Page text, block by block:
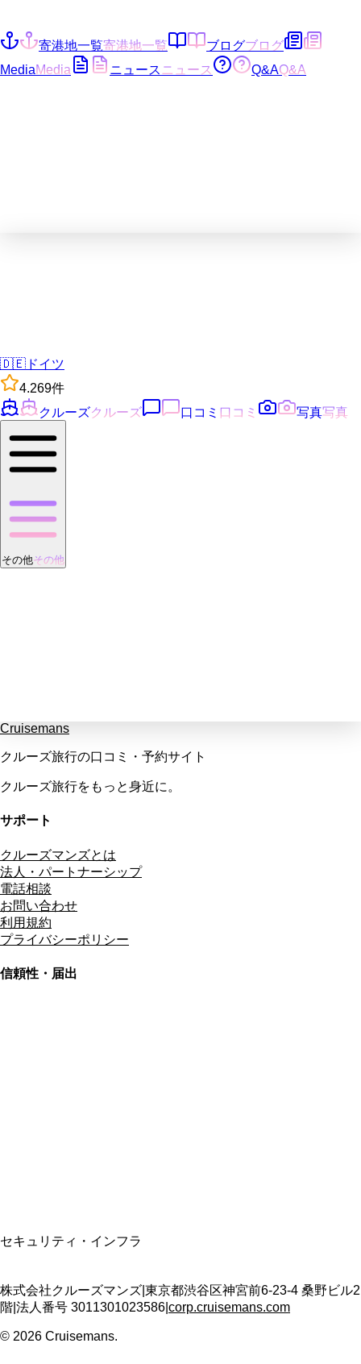
寄港地一覧寄港地一覧 ブログブログ
MediaMedia ニュース ニュース Q&AQ&A
🇩🇪 ドイツ
4.269件
クルーズクルーズ 口コミ 口コミ 写真写真
その他その他
Cruisemans
クルーズ旅行の口コミ・予約サイト
クルーズ旅行をもっと身近に。
サポート
クルーズマンズとは
法人・パートナーシップ
電話相談
お問い合わせ
利用規約
プライバシーポリシー
信頼性・届出
セキュリティ・インフラ
株式会社クルーズマンズ 東京都渋谷区神宮前6-23-4 桑野ビル2
階 法人番号 3011301023586 corp.cruisemans.com
© 2026 Cruisemans.